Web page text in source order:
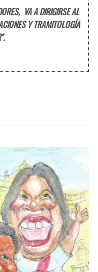
VA A DIRIGIRSE AL
Y TRAMITOLOGÍA